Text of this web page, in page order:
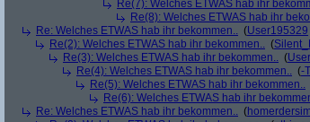
Re(7): Welches ETWAS hab ihr
Re(8): Welches ETWAS hab ihr
Re: Welches ETWAS hab ihr bekommen.. (User195329
Re(2): Welches ETWAS hab ihr bekommen.. (
Re(3): Welches ETWAS hab ihr bekommen.. (
Re(4): Welches ETWAS hab ihr bekommen.. (-
Re(5): Welches ETWAS hab ihr bekommen..
Re(6): Welches ETWAS hab ihr
Re: Welches ETWAS hab ihr bekommen.. (